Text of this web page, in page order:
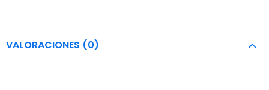
VALORACIONES (0)